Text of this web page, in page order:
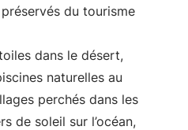
du tourisme
dans le désert,
naturelles au
perchés dans les
de soleil sur l’océan,